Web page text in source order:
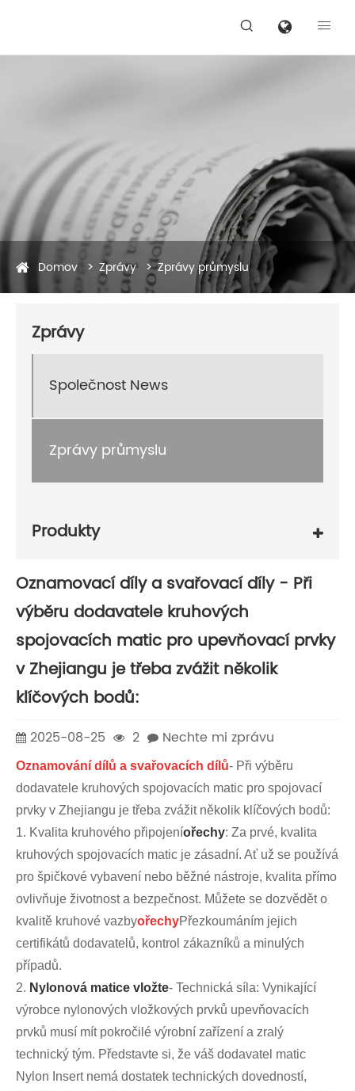
 
Domov Zprávy Zprávy průmyslu
Zprávy
Společnost News
Zprávy průmyslu
Produkty
Oznamovací díly a svařovací díly - Při
výběru dodavatele kruhových
spojovacích matic pro upevňovací prvky
v Zhejiangu je třeba zvážit několik
klíčových bodů:
2025-08-25 2 Nechte mi zprávu
Oznamování dílů a svařovacích dílů- Při výběru
dodavatele kruhových spojovacích matic pro spojovací
prvky v Zhejiangu je třeba zvážit několik klíčových bodů:
1. Kvalita kruhového připojeníořechy: Za prvé, kvalita
kruhových spojovacích matic je zásadní. Ať už se používá
pro špičkové vybavení nebo běžné nástroje, kvalita přímo
ovlivňuje životnost a bezpečnost. Můžete se dozvědět o
kvalitě kruhové vazbyořechyPřezkoumáním jejich
certifikátů dodavatelů, kontrol zákazníků a minulých
případů.
2. Nylonová matice vložte- Technická síla: Vynikající
výrobce nylonových vložkových prvků upevňovacích
prvků musí mít pokročilé výrobní zařízení a zralý
technický tým. Představte si, že váš dodavatel matic
Nylon Insert nemá dostatek technických dovedností,